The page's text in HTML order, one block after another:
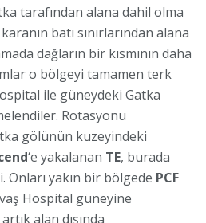
tarafından alana dahil olma
batı sınırlarından alana
dağların bir kısmının daha
o bölgeyi tamamen terk
ile güneydeki Gatka
Rotasyonu
gölünün kuzeyindeki
‘e yakalanan TE, burada
Onları yakın bir bölgede PCF
Hospital güneyine
alan dışında